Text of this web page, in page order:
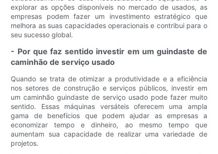
explorar as opções disponíveis no mercado de usados, as
empresas podem fazer um investimento estratégico que
melhora as suas capacidades operacionais e contribui para o
seu sucesso global.
- Por que faz sentido investir em um guindaste de
caminhão de serviço usado
Quando se trata de otimizar a produtividade e a eficiência
nos setores de construção e serviços públicos, investir em
um caminhão guindaste de serviço usado pode fazer muito
sentido. Essas máquinas versáteis oferecem uma ampla
gama de benefícios que podem ajudar as empresas a
economizar tempo e dinheiro, ao mesmo tempo que
aumentam sua capacidade de realizar uma variedade de
projetos.